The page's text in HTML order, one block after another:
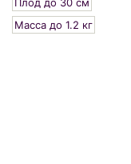
Плод до 30 см
Масса до 1.2 кг